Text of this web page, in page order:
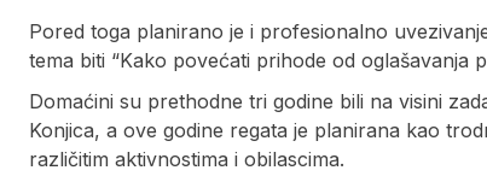
Pored toga planirano je i profesionalno
tema biti “Kako povećati prihode od oglašavanja
Domaćini su prethodne tri godine bili na visini
Konjica, a ove godine regata je planirana kao
različitim aktivnostima i obilascima.